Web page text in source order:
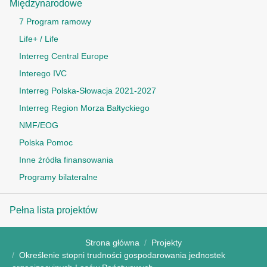
Międzynarodowe
7 Program ramowy
Life+ / Life
Interreg Central Europe
Interego IVC
Interreg Polska-Słowacja 2021-2027
Interreg Region Morza Bałtyckiego
NMF/EOG
Polska Pomoc
Inne źródła finansowania
Programy bilateralne
Pełna lista projektów
Strona główna
Projekty
Określenie stopni trudności gospodarowania jednostek